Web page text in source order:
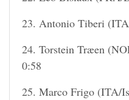
23. Antonio Tiberi
24. Torstein Træen
0:58
25. Marco Frigo (ITA/